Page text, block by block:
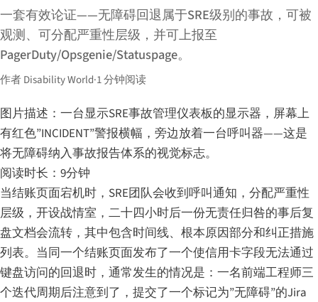
一套有效论证——无障碍回退属于SRE级别的事故，可被
观测、可分配严重性层级，并可上报至
PagerDuty/Opsgenie/Statuspage。
作者 Disability World·1 分钟阅读
图片描述：一台显示SRE事故管理仪表板的显示器，屏幕上
有红色”INCIDENT”警报横幅，旁边放着一台呼叫器——这是
将无障碍纳入事故报告体系的视觉标志。
阅读时长：9分钟
当结账页面宕机时，SRE团队会收到呼叫通知，分配严重性
层级，开设战情室，二十四小时后一份无责任归咎的事后复
盘文档会流转，其中包含时间线、根本原因部分和纠正措施
列表。当同一个结账页面发布了一个使信用卡字段无法通过
键盘访问的回退时，通常发生的情况是：一名前端工程师三
个迭代周期后注意到了，提交了一个标记为”无障碍”的Jira